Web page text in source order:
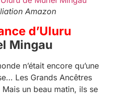
Amazon
d’Uluru
Mingau
n’était encore qu’une
Les Grands Ancêtres
un beau matin, ils se